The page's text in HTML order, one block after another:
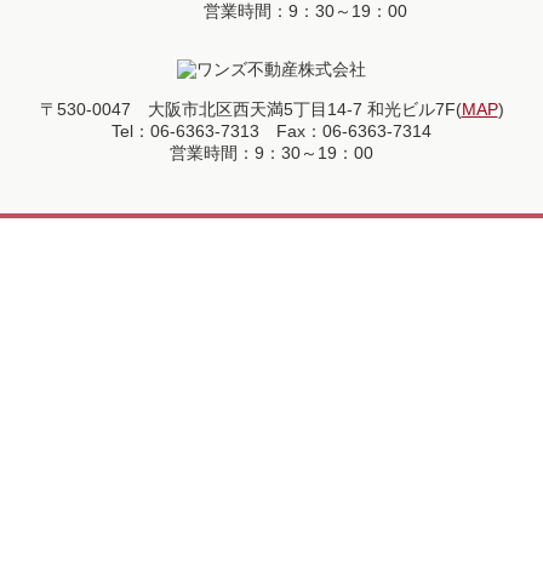
営業時間：9：30～19：00
〒530-0047 大阪市北区西天満5丁目14-7 和光ビル7F(MAP)
Tel：06-6363-7313 Fax：06-6363-7314
営業時間：9：30～19：00